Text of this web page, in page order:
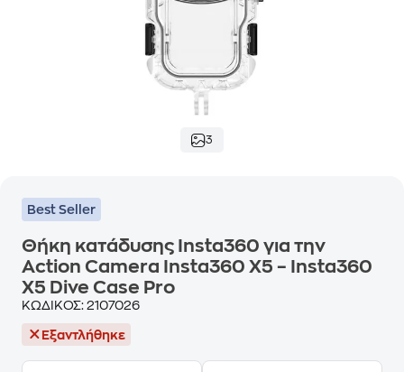
3
Best Seller
Θήκη κατάδυσης Insta360 για την
Action Camera Insta360 X5 – Insta360
X5 Dive Case Pro
ΚΩΔΙΚΟΣ: 2107026
Εξαντλήθηκε